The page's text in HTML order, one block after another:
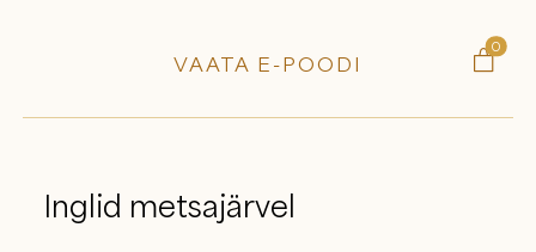
VAATA E-POODI
0

Inglid metsajärvel